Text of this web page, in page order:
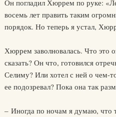
Он погладил Хюррем по руке:
восемь лет править таким
порядок. Но теперь я устал,
Хюррем заволновалась. Что это
сказать? Он что, готовился
Селиму? Или хотел с ней о чем-
ее подозревал? Пока она так
– Иногда по ночам я думаю, что